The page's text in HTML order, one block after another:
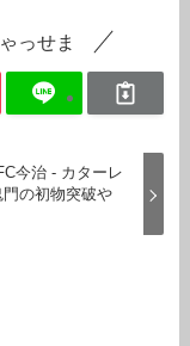
っせま
今治 - カターレ
の初物突破や